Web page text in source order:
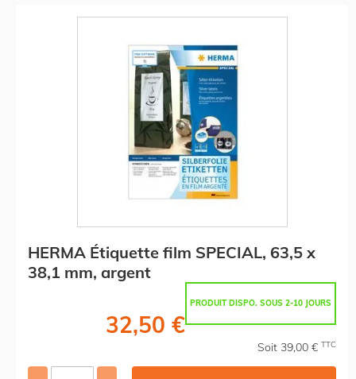
HERMA Étiquette film SPECIAL, 63,5 x
38,1 mm, argent
PRODUIT DISPO. SOUS 2-10 JOURS
32,50 €
Soit 39,00 € TTC